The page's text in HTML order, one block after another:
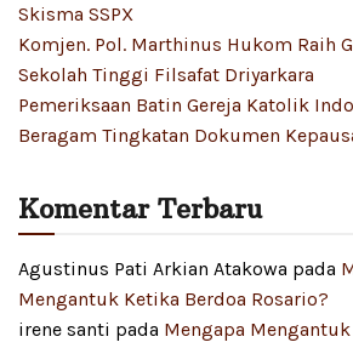
Skisma SSPX
Komjen. Pol. Marthinus Hukom Raih
Sekolah Tinggi Filsafat Driyarkara
Pemeriksaan Batin Gereja Katolik
Beragam Tingkatan Dokumen
Komentar Terbaru
Agustinus Pati Arkian Atakowa pada
Mengantuk Ketika Berdoa Rosario?
irene santi pada Mengapa